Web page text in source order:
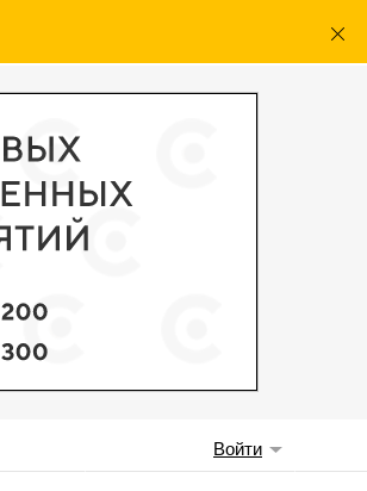
Войти